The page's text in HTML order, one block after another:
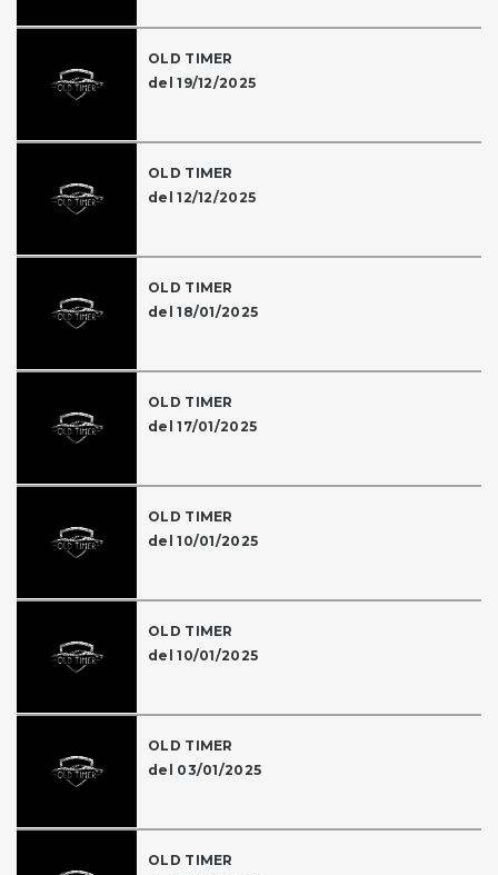
OLD TIMER
del 19/12/2025
OLD TIMER
del 12/12/2025
OLD TIMER
del 18/01/2025
OLD TIMER
del 17/01/2025
OLD TIMER
del 10/01/2025
OLD TIMER
del 10/01/2025
OLD TIMER
del 03/01/2025
OLD TIMER